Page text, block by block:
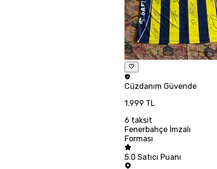
Cüzdanım Güvende
1.999 TL
6 taksit
Fenerbahçe İmzalı
Forması
5.0 Satıcı Puanı